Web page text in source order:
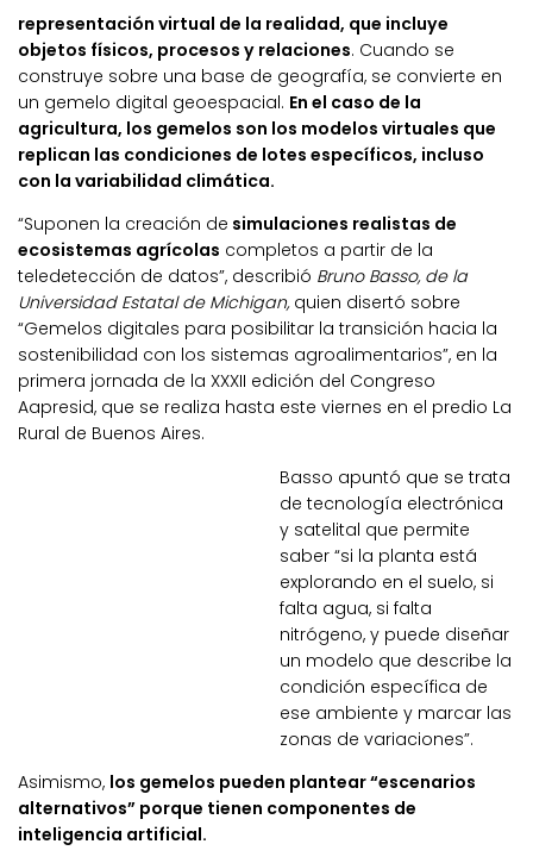
representación virtual de la realidad, que incluye
objetos físicos, procesos y relaciones. Cuando se
construye sobre una base de geografía, se convierte en
un gemelo digital geoespacial. En el caso de la
agricultura, los gemelos son los modelos virtuales que
replican las condiciones de lotes específicos, incluso
con la variabilidad climática.
“Suponen la creación de simulaciones realistas de
ecosistemas agrícolas completos a partir de la
teledetección de datos”, describió Bruno Basso, de la
Universidad Estatal de Michigan,quien disertó sobre
“Gemelos digitales para posibilitar la transición hacia la
sostenibilidad con los sistemas agroalimentarios”, en la
primera jornada de la XXXII edición del Congreso
Aapresid, que se realiza hasta este viernes en el predio La
Rural de Buenos Aires.
Basso apuntó que se trata
de tecnología electrónica
y satelital que permite
saber “si la planta está
explorando en el suelo, si
falta agua, si falta
nitrógeno, y puede diseñar
un modelo que describe la
condición específica de
ese ambiente y marcar las
zonas de variaciones”.
Asimismo, los gemelos pueden plantear “escenarios
alternativos” porque tienen componentes de
inteligencia artificial.